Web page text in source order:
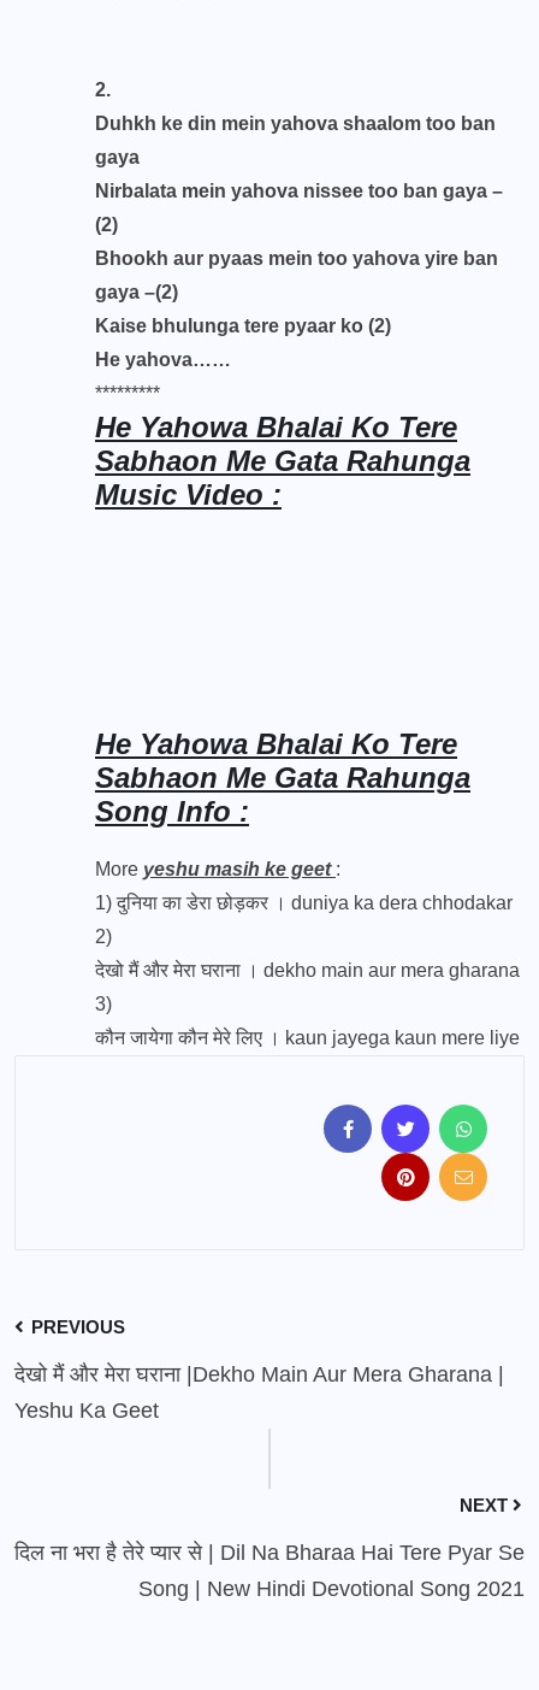
2.
Duhkh ke din mein yahova shaalom too ban
gaya
Nirbalata mein yahova nissee too ban gaya –
(2)
Bhookh aur pyaas mein too yahova yire ban
gaya –(2)
Kaise bhulunga tere pyaar ko (2)
He yahova……
*********
He Yahowa Bhalai Ko Tere
Sabhaon Me Gata Rahunga
Music Video :
He Yahowa Bhalai Ko Tere
Sabhaon Me Gata Rahunga
Song Info :
More yeshu masih ke geet :
1)दुनिया का डेरा छोड़कर । duniya ka dera chhodakar
2)
देखो मैं और मेरा घराना । dekho main aur mera gharana
3)
कौन जायेगा कौन मेरे लिए । kaun jayega kaun mere liye
PREVIOUS
देखो मैं और मेरा घराना |Dekho Main Aur Mera Gharana |
Yeshu Ka Geet
NEXT
दिल ना भरा है तेरे प्यार से | Dil Na Bharaa Hai Tere Pyar Se
Song | New Hindi Devotional Song 2021